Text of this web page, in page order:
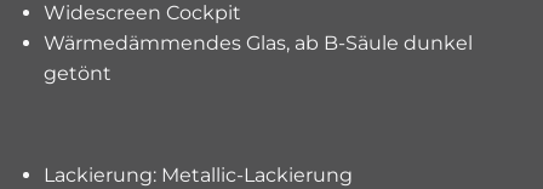
Widescreen Cockpit
Wärmedämmendes Glas, ab B-Säule dunkel
getönt
Lackierung: Metallic-Lackierung